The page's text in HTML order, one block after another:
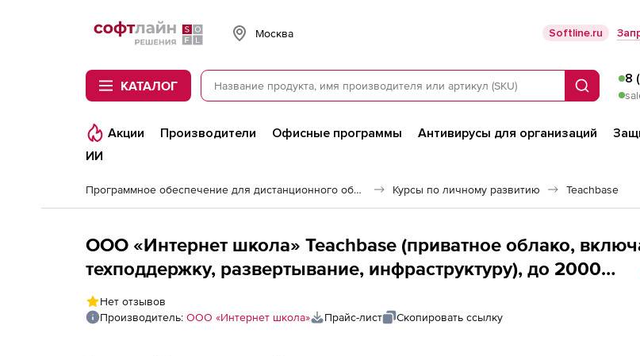
Softline
Москва Softline.ru
КАТАЛОГ Поиск
8
Акции Производители Офисные программы Антивирусы для организаций
ИИ
Программное обеспечение для дистанционного обучения Курсы по личному развитию Teachbase
ООО «Интернет школа» Teachbase (приватное облако,
техподдержку, развертывание, инфраструктуру), до 2000
пользователей
Нет отзывов
Производитель: ООО «Интернет школа» Прайс-лист Скопировать ссылку